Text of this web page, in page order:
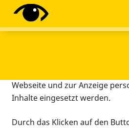
Diese Webseite setzt
Tracking-Tools ein. Dies
Webseite und zur Anzeige
Inhalte eingesetzt werden.
Durch das Klicken auf den